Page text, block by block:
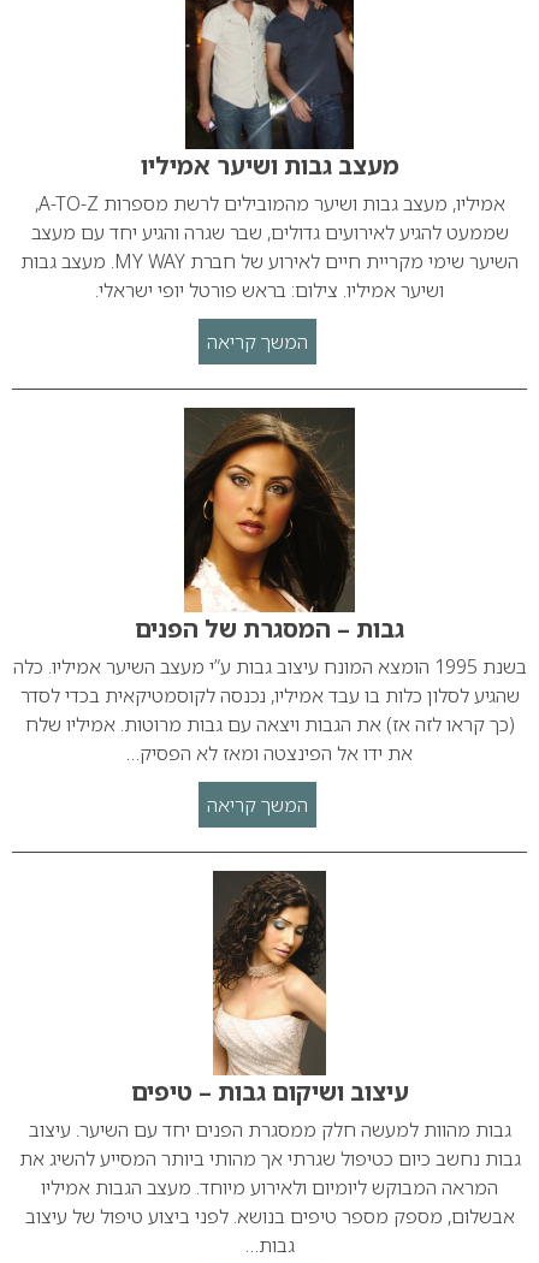
מעצב גבות ושיער אמיליו
אמיליו, מעצב גבות ושיער מהמובילים לרשת מספרות A-TO-Z,
שממעט להגיע לאירועים גדולים, שבר שגרה והגיע יחד עם מעצב
השיער שימי מקריית חיים לאירוע של חברת MY WAY. מעצב גבות
ושיער אמיליו. צילום: בראש פורטל יופי ישראלי.
המשך קריאה
גבות – המסגרת של הפנים
בשנת 1995 הומצא המונח עיצוב גבות ע”י מעצב השיער אמיליו. כלה
שהגיע לסלון כלות בו עבד אמיליו, נכנסה לקוסמטיקאית בכדי לסדר
(כך קראו לזה אז) את הגבות ויצאה עם גבות מרוטות. אמיליו שלח
את ידו אל הפינצטה ומאז לא הפסיק…
המשך קריאה
עיצוב ושיקום גבות – טיפים
גבות מהוות למעשה חלק ממסגרת הפנים יחד עם השיער. עיצוב
גבות נחשב כיום כטיפול שגרתי אך מהותי ביותר המסייע להשיג את
המראה המבוקש ליומיום ולאירוע מיוחד. מעצב הגבות אמיליו
אבשלום, מספק מספר טיפים בנושא. לפני ביצוע טיפול של עיצוב
גבות…